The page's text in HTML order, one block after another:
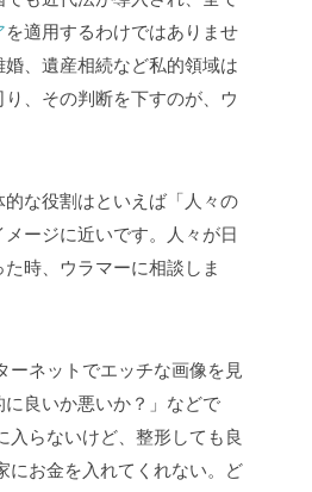
を適用するわけではありませ
婚、遺産相続など私的領域は
り、その判断を下すのが、ウ
な役割はといえば「人々の
ージに近いです。人々が日
時、ウラマーに相談しま
ーネットでエッチな画像を見
に良いか悪いか？」などで
入らないけど、整形しても良
にお金を入れてくれない。ど